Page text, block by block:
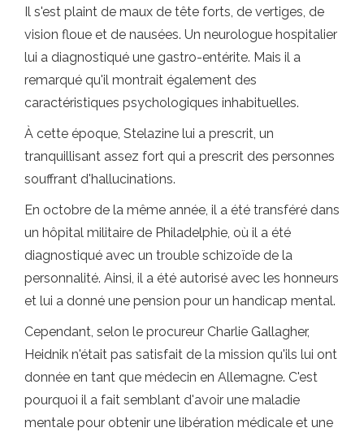
Il s'est plaint de maux de tête forts, de vertiges, de
vision floue et de nausées. Un neurologue hospitalier
lui a diagnostiqué une gastro-entérite. Mais il a
remarqué qu'il montrait également des
caractéristiques psychologiques inhabituelles.
À cette époque, Stelazine lui a prescrit, un
tranquillisant assez fort qui a prescrit des personnes
souffrant d'hallucinations.
En octobre de la même année, il a été transféré dans
un hôpital militaire de Philadelphie, où il a été
diagnostiqué avec un trouble schizoïde de la
personnalité. Ainsi, il a été autorisé avec les honneurs
et lui a donné une pension pour un handicap mental.
Cependant, selon le procureur Charlie Gallagher,
Heidnik n'était pas satisfait de la mission qu'ils lui ont
donnée en tant que médecin en Allemagne. C'est
pourquoi il a fait semblant d'avoir une maladie
mentale pour obtenir une libération médicale et une